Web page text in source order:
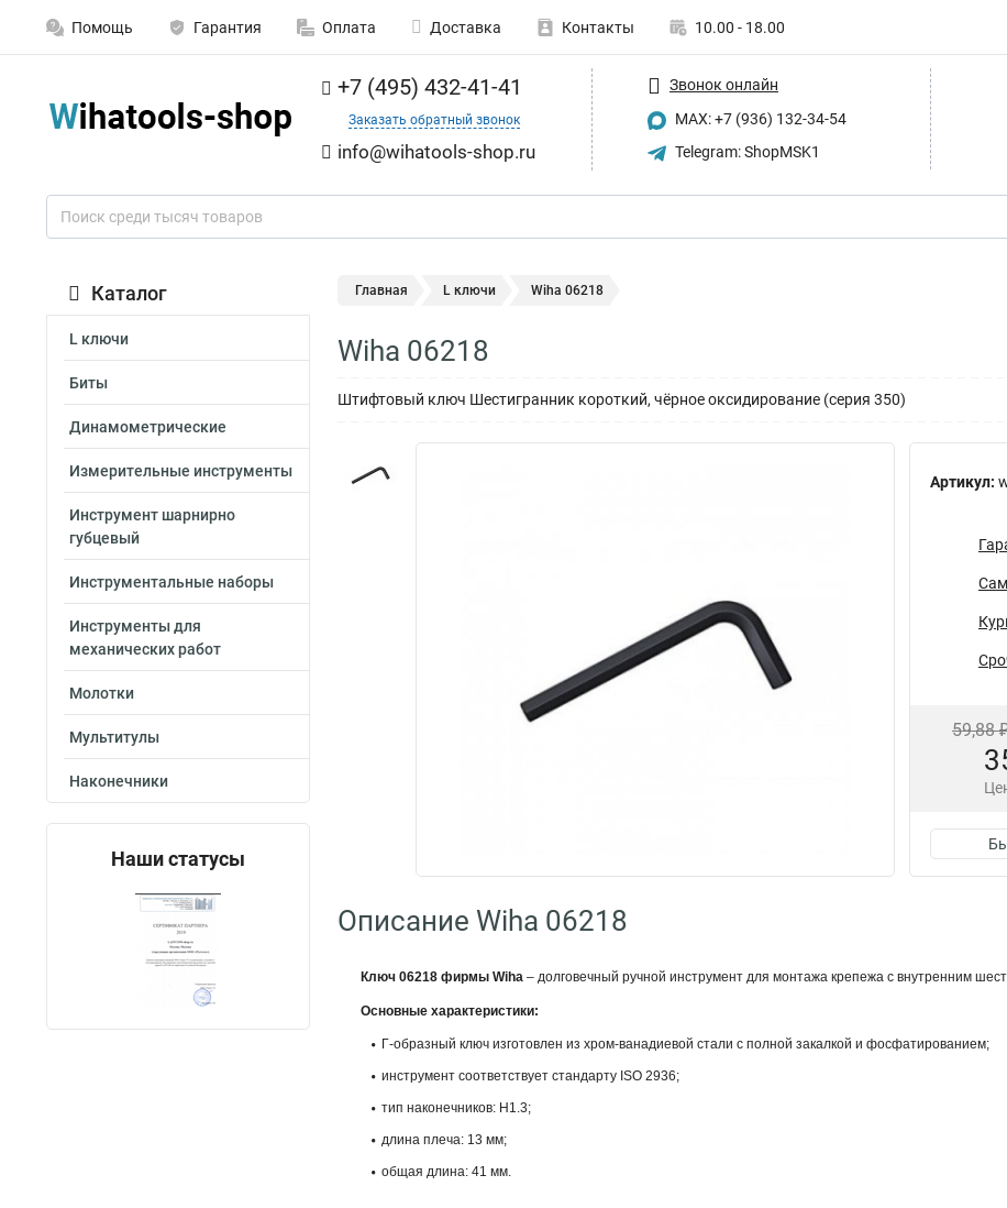
Помощь Гарантия Оплата Доставка Контакты 10.00 - 18.00
+7 (495) 432-41-41
Заказать обратный звонок
info@wihatools-shop.ru
Звонок онлайн
MAX: +7 (936) 132-34-54
Telegram: ShopMSK1
Каталог
L ключи
Биты
Динамометрические
Измерительные инструменты
Инструмент шарнирно
губцевый
Инструментальные наборы
Инструменты для
механических работ
Молотки
Мультитулы
Наконечники
Наши статусы
Главная L ключи Wiha 06218
Wiha 06218
Штифтовый ключ Шестигранник короткий, чёрное оксидирование (серия 350)
Артикул:
59,88
Описание Wiha 06218
Ключ 06218 фирмы Wiha – долговечный ручной инструмент для монтажа крепежа с внутренним
Основные характеристики:
Г-образный ключ изготовлен из хром-ванадиевой стали с полной закалкой и фосфатированием;
инструмент соответствует стандарту ISO 2936;
тип наконечников: H1.3;
длина плеча: 13 мм;
общая длина: 41 мм.